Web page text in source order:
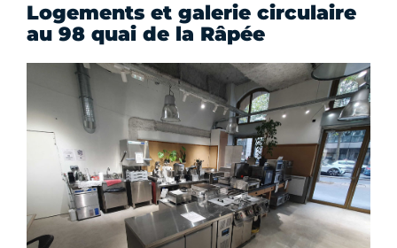
Logements et galerie circulaire
au 98 quai de la Râpée